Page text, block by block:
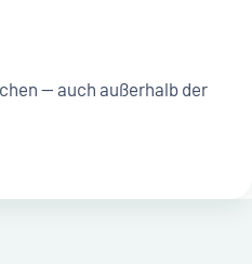
— auch außerhalb der